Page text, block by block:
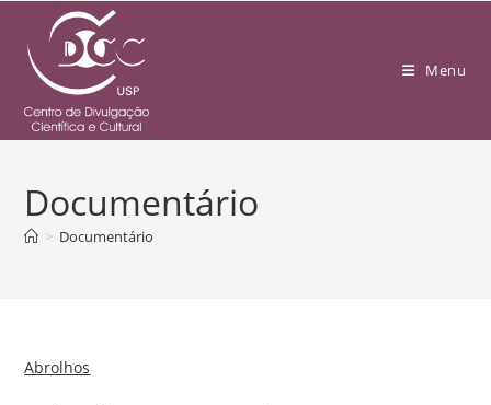
Menu
Documentário
> Documentário
Abrolhos